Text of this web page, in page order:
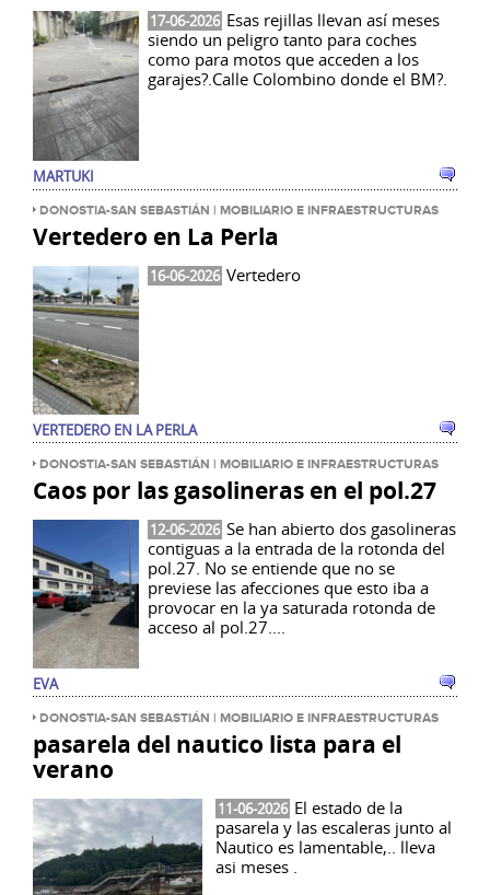
17-06-2026 Esas rejillas llevan así meses
siendo un peligro tanto para coches
como para motos que acceden a los
garajes?.Calle Colombino donde el BM?.
MARTUKI
DONOSTIA-SAN SEBASTIÁN | MOBILIARIO E INFRAESTRUCTURAS
Vertedero en La Perla
16-06-2026 Vertedero
VERTEDERO EN LA PERLA
DONOSTIA-SAN SEBASTIÁN | MOBILIARIO E INFRAESTRUCTURAS
Caos por las gasolineras en el pol.27
12-06-2026 Se han abierto dos gasolineras
contiguas a la entrada de la rotonda del
pol.27. No se entiende que no se
previese las afecciones que esto iba a
provocar en la ya saturada rotonda de
acceso al pol.27....
EVA
DONOSTIA-SAN SEBASTIÁN | MOBILIARIO E INFRAESTRUCTURAS
pasarela del nautico lista para el
verano
11-06-2026 El estado de la
pasarela y las escaleras junto al
Nautico es lamentable,.. lleva
asi meses .